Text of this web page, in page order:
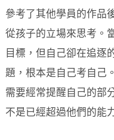
參考了其他學員的作品
從孩子的立場來思考。
目標，但自己卻在追逐
題，根本是自己考自己
需要經常提醒自己的部
不是已經超過他們的能